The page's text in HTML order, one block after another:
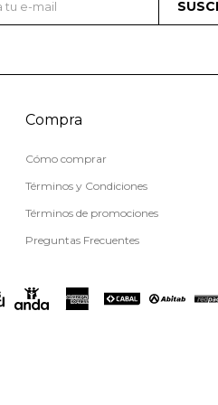
Compra
Cómo comprar
Términos y Condiciones
Términos de promociones
Preguntas Frecuentes